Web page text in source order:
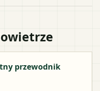
przewodnik